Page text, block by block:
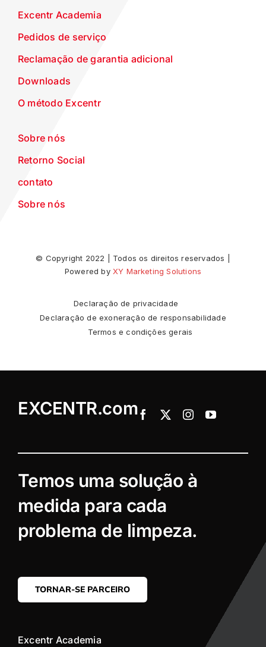
Excentr Academia
Pedidos de serviço
Reclamação de garantia adicional
Downloads
O método Excentr
Sobre nós
Retorno Social
contato
Sobre nós
© Copyright 2022 | Todos os direitos reservados |
Powered by XY Marketing Solutions
Declaração de privacidade
Declaração de exoneração de responsabilidade
Termos e condições gerais
EXCENTR.com
Temos uma solução à
medida para cada
problema de limpeza.
TORNAR-SE PARCEIRO
Excentr Academia